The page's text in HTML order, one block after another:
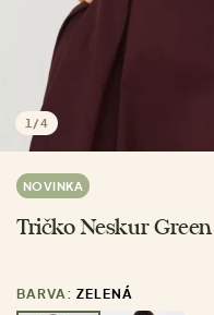
1 /4
NOVINKA
Tričko Neskur Green
BARVA: ZELENÁ